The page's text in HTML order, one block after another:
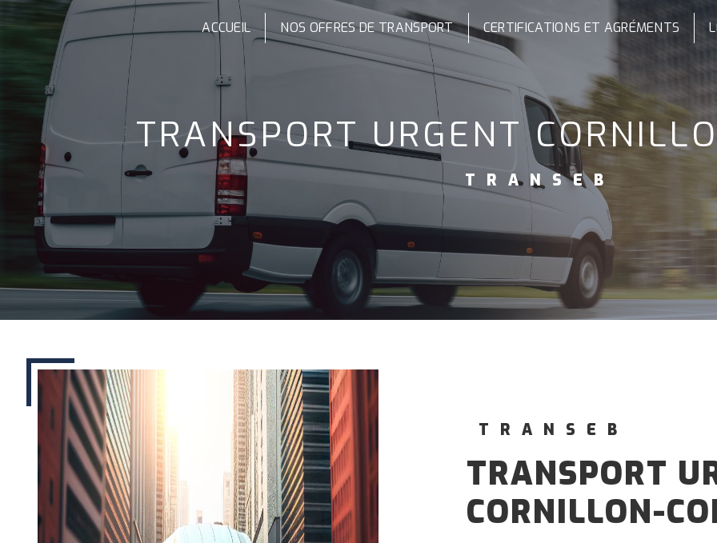
ACCUEIL NOS OFFRES DE TRANSPORT CERTIFICATIONS ET AGRÉMENTS
TRANSPORT URGENT
TRANSEB
TRANSEB
TRANSPORT URGENT À
CORNILLON-
Panneau de gestion des cookies